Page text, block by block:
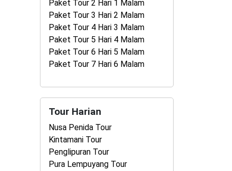
Paket Tour 2 Hari 1 Malam
Paket Tour 3 Hari 2 Malam
Paket Tour 4 Hari 3 Malam
Paket Tour 5 Hari 4 Malam
Paket Tour 6 Hari 5 Malam
Paket Tour 7 Hari 6 Malam
Tour Harian
Nusa Penida Tour
Kintamani Tour
Penglipuran Tour
Pura Lempuyang Tour